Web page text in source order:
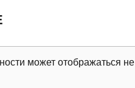
может отображаться не